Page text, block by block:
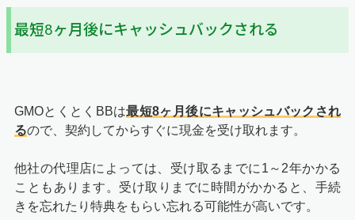
最短8ヶ月後にキャッシュバックされる
GMOとくとくBBは最短8ヶ月後にキャッシュバックされ
るので、契約してからすぐに現金を受け取れます。
他社の代理店によっては、受け取るまでに1～2年かかる
こともあります。受け取りまでに時間がかかると、手続
きを忘れたり特典をもらい忘れる可能性が高いです。